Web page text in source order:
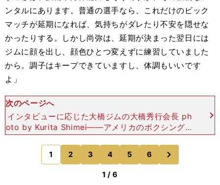
ンタルにあります。普通の選手なら、これだけのビック
マッチが延期になれば、気持ちがダレたり不安を隠せな
かったりする。しかし尚弥は、延期が決まった翌日には
ジムに顔を出し、顔色ひとつ変えずに練習していました
から。調子はキープできていますし、体調もいいです
よ」
次のページへ
インタビューに応じた大橋ジムの大橋秀行会長 ph
oto by Kurita Shimei――アメリカのボクシング興
行再開に向けた動きはいかがでしょうか？「アメリ
カではボクシング再開に向けて、プロモータ
1 2 3 4 5 6
のページへ
1 / 6